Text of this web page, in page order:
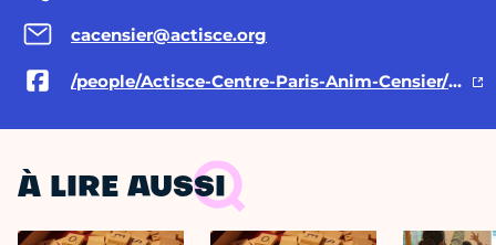
cacensier@actisce.org
/people/Actisce-Centre-Paris-Anim-Censier/100064256366830/
À LIRE AUSSI